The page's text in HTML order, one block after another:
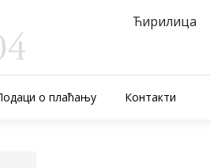
Ћирилица
о плаћању Контакти